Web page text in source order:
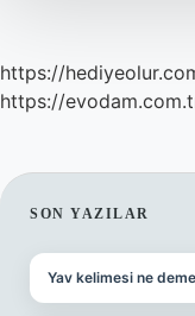
https://
https://
SON YAZILAR
Yav kelimesi ne